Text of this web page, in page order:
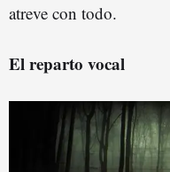
atreve con todo.
El reparto vocal